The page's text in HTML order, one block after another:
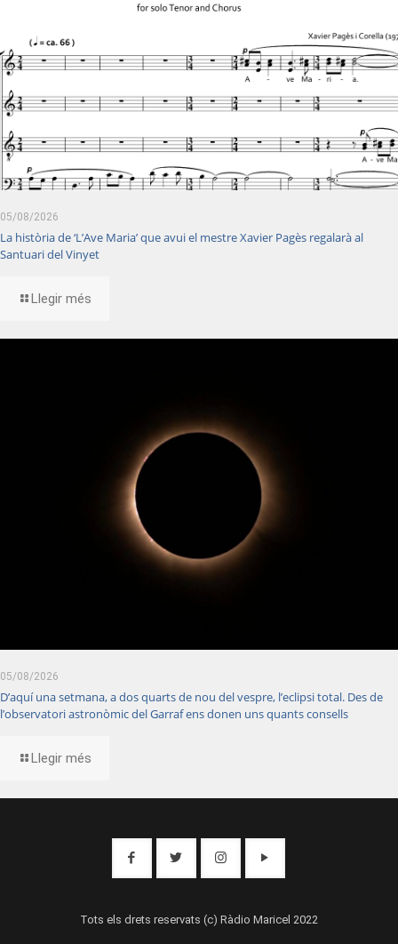
05/08/2026
La història de ‘L’Ave Maria’ que avui el mestre Xavier Pagès regalarà al
Santuari del Vinyet
Llegir més
05/08/2026
D’aquí una setmana, a dos quarts de nou del vespre, l’eclipsi total. Des de
l’observatori astronòmic del Garraf ens donen uns quants consells
Llegir més
Tots els drets reservats (c) Ràdio Maricel 2022